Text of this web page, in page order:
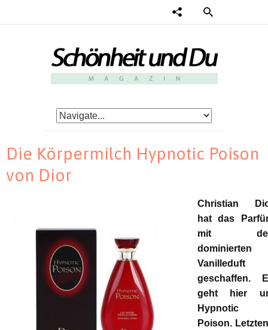
Die Körpermilch Hypnotic Poison
von Dior
Christian
hat das
mit
dominierten
Vanilleduft
geschaffen.
geht hier
Hypnotic
Poison.